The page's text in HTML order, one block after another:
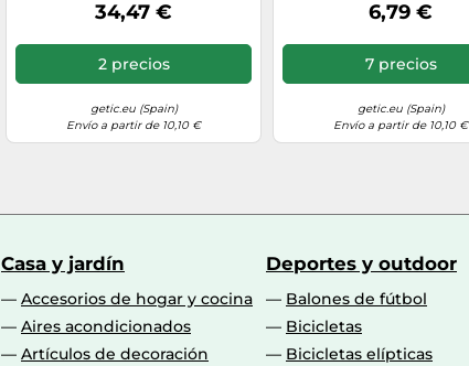
Gigabit, PoE pasivo 57V,
Entrada DC
34,47 €
2 precios
getic.eu (Spain)
Envío a partir de 10,10 €
de acceso WLAN
6,79 €
7 precios
getic.eu (Spain)
Envío a partir de 10,10 €
Casa y jardín
Accesorios de hogar y cocina
Aires acondicionados
Artículos de decoración
Deportes y outdoor
Balones de fútbol
Bicicletas
Bicicletas elípticas